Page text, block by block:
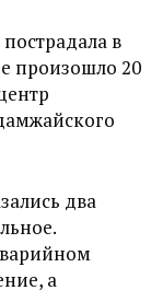
в
произошло 20
два
а